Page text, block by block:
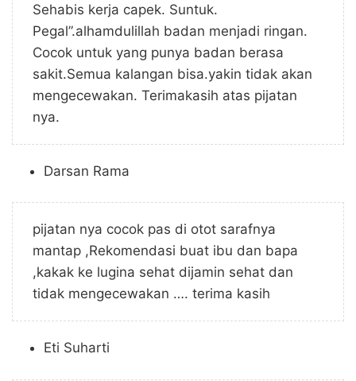
Sehabis kerja capek. Suntuk.
Pegal”.alhamdulillah badan menjadi ringan.
Cocok untuk yang punya badan berasa
sakit.Semua kalangan bisa.yakin tidak akan
mengecewakan. Terimakasih atas pijatan
nya.
Darsan Rama
pijatan nya cocok pas di otot sarafnya
mantap ,Rekomendasi buat ibu dan bapa
,kakak ke lugina sehat dijamin sehat dan
tidak mengecewakan …. terima kasih
Eti Suharti